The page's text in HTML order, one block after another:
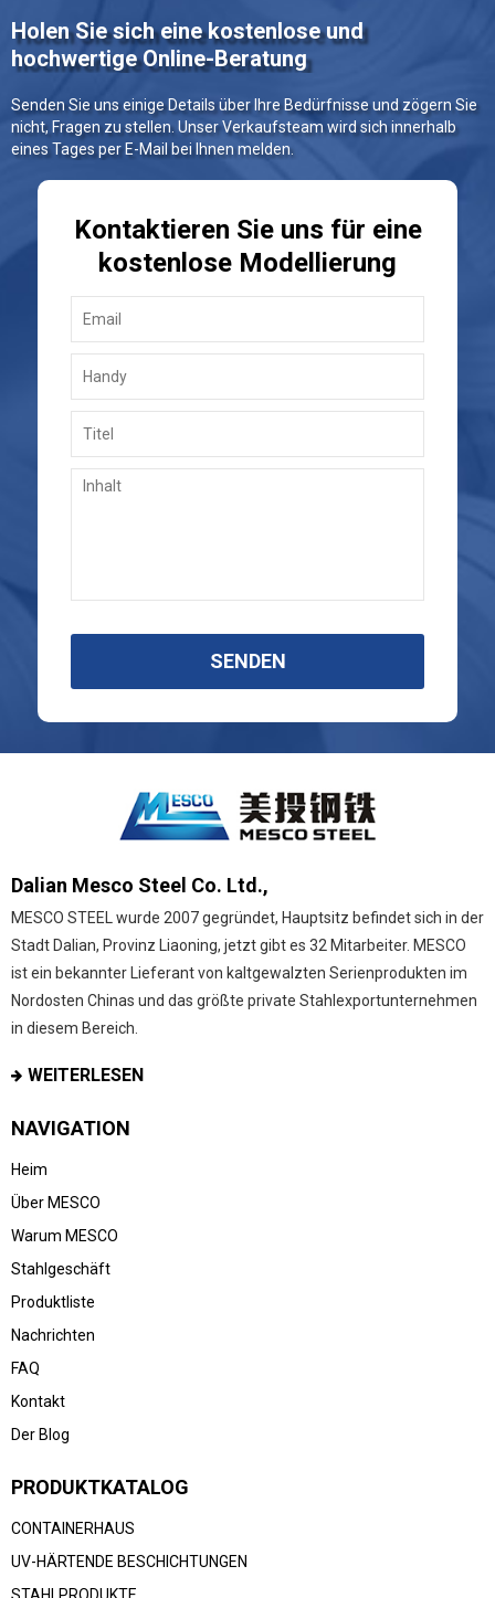
Holen Sie sich eine kostenlose und
hochwertige Online-Beratung
Senden Sie uns einige Details über Ihre Bedürfnisse und zögern Sie
nicht, Fragen zu stellen. Unser Verkaufsteam wird sich innerhalb
eines Tages per E-Mail bei Ihnen melden.
Kontaktieren Sie uns für eine
kostenlose Modellierung
SENDEN
Dalian Mesco Steel Co. Ltd.,
MESCO STEEL wurde 2007 gegründet, Hauptsitz befindet sich in der
Stadt Dalian, Provinz Liaoning, jetzt gibt es 32 Mitarbeiter. MESCO
ist ein bekannter Lieferant von kaltgewalzten Serienprodukten im
Nordosten Chinas und das größte private Stahlexportunternehmen
in diesem Bereich.
WEITERLESEN
NAVIGATION
Heim
Über MESCO
Warum MESCO
Stahlgeschäft
Produktliste
Nachrichten
FAQ
Kontakt
Der Blog
PRODUKTKATALOG
CONTAINERHAUS
UV-HÄRTENDE BESCHICHTUNGEN
STAHLPRODUKTE